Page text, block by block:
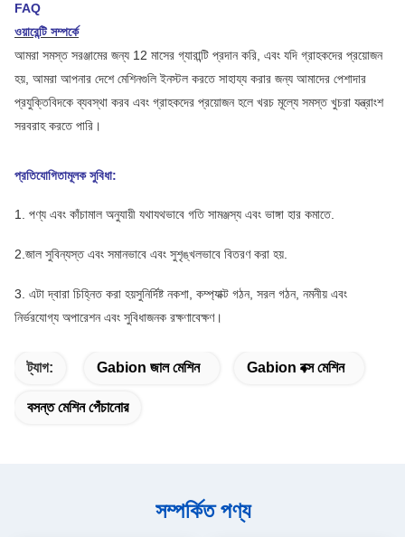
FAQ
ওয়ারেন্টি সম্পর্কে
আমরা সমস্ত সরঞ্জামের জন্য 12 মাসের গ্যারান্টি প্রদান করি, এবং যদি গ্রাহকদের প্রয়োজন
হয়, আমরা আপনার দেশে মেশিনগুলি ইনস্টল করতে সাহায্য করার জন্য আমাদের পেশাদার
প্রযুক্তিবিদকে ব্যবস্থা করব এবং গ্রাহকদের প্রয়োজন হলে খরচ মূল্যে সমস্ত খুচরা যন্ত্রাংশ
সরবরাহ করতে পারি।
প্রতিযোগিতামূলক সুবিধা:
1. পণ্য এবং কাঁচামাল অনুযায়ী যথাযথভাবে গতি সামঞ্জস্য এবং ভাঙ্গা হার কমাতে.
2.জাল সুবিন্যস্ত এবং সমানভাবে এবং সুশৃঙ্খলভাবে বিতরণ করা হয়.
3. এটা দ্বারা চিহ্নিত করা হয়সুনির্দিষ্ট নকশা, কম্প্যাক্ট গঠন, সরল গঠন, নমনীয় এবং
নির্ভরযোগ্য অপারেশন এবং সুবিধাজনক রক্ষণাবেক্ষণ।
ট্যাগ: Gabion জাল মেশিন Gabion বক্স মেশিন
বসন্ত মেশিন পেঁচানোর
সম্পর্কিত পণ্য